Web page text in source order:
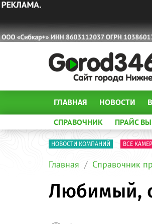
ГЛАВНАЯ НОВОСТИ
СПРАВОЧНИК ПРАЙС
НОВОСТИ КОМПАНИЙ ВСЕ
Главная Справочник
Любимый,